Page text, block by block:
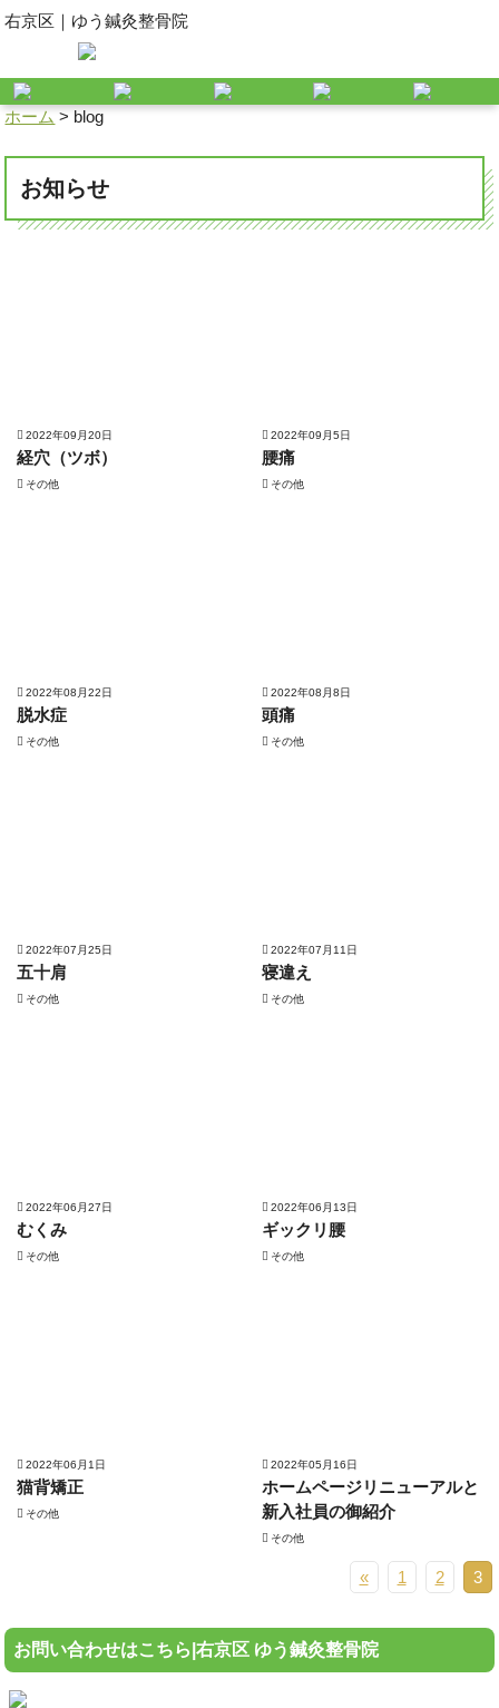
右京区｜ゆう鍼灸整骨院
ホーム > blog
お知らせ
2022年09月20日
経穴（ツボ）
その他
2022年09月5日
腰痛
その他
2022年08月22日
脱水症
その他
2022年08月8日
頭痛
その他
2022年07月25日
五十肩
その他
2022年07月11日
寝違え
その他
2022年06月27日
むくみ
その他
2022年06月13日
ギックリ腰
その他
2022年06月1日
猫背矯正
その他
2022年05月16日
ホームページリニューアルと
新入社員の御紹介
その他
« 1 2 3
お問い合わせはこちら|右京区 ゆう鍼灸整骨院